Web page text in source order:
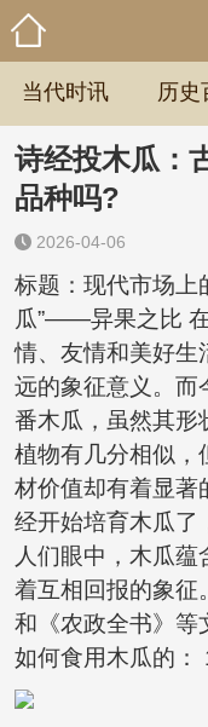
当代时讯 历史
诗经投木瓜：
品种吗?
2026-04-06
标题：现代市场上
瓜”——异果之比
情、友情和美好生
远的象征意义。
番木瓜，虽然其形
植物有几分相似，
材价值却有着显著
经开始培育木瓜了
人们眼中，木瓜
着互相回报的象征
和《农政全书》等
如何食用木瓜的：